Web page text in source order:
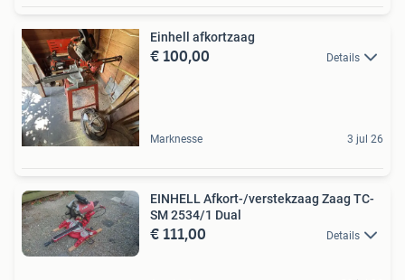
Einhell afkortzaag
€ 100,00 Details
Marknesse 3 jul 26
EINHELL Afkort-/verstekzaag Zaag TC-
SM 2534/1 Dual
€ 111,00 Details